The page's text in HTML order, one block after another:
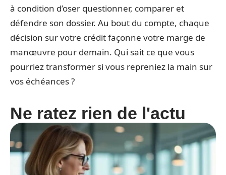
à condition d’oser questionner, comparer et
défendre son dossier. Au bout du compte, chaque
décision sur votre crédit façonne votre marge de
manœuvre pour demain. Qui sait ce que vous
pourriez transformer si vous repreniez la main sur
vos échéances ?
Ne ratez rien de l'actu